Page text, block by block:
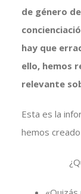
de género
hay que
ello, hemos
relevante
Esta es la
hemos